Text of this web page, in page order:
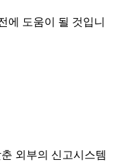
에 도움이 될 것입니
외부의 신고시스템